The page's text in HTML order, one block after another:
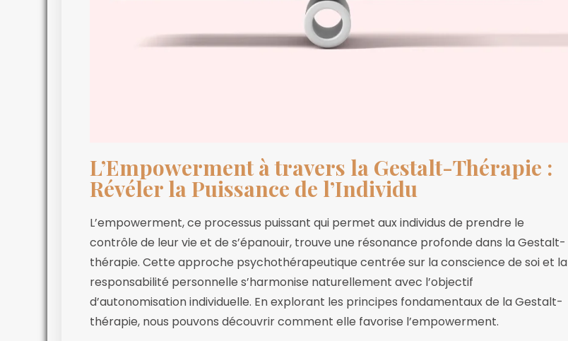
L’Empowerment à travers la Gestalt-Thérapie :
Révéler la Puissance de l’Individu
L’empowerment, ce processus puissant qui permet aux individus de prendre le
contrôle de leur vie et de s’épanouir, trouve une résonance profonde dans la Gestalt-
thérapie. Cette approche psychothérapeutique centrée sur la conscience de soi et la
responsabilité personnelle s’harmonise naturellement avec l’objectif
d’autonomisation individuelle. En explorant les principes fondamentaux de la Gestalt-
thérapie, nous pouvons découvrir comment elle favorise l’empowerment.